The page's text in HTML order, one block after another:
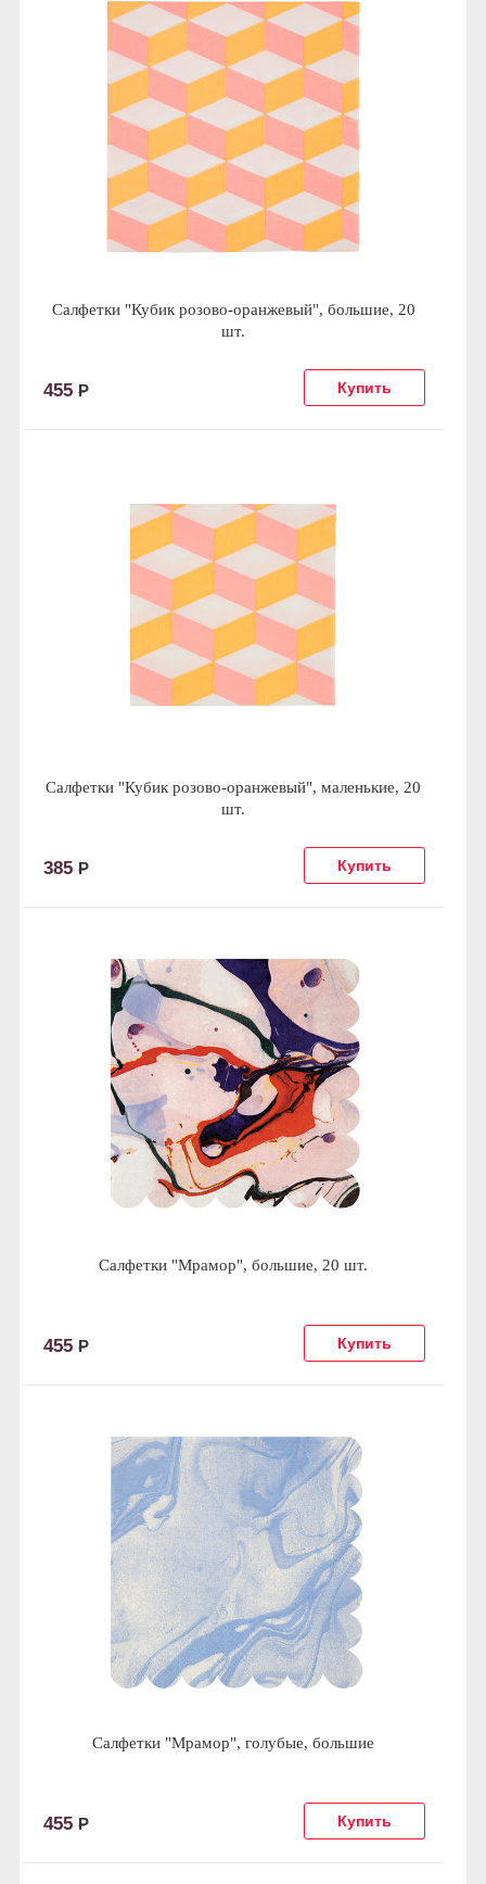
Салфетки "Кубик розово-оранжевый", большие, 20
шт.
455 Р
Салфетки "Кубик розово-оранжевый", маленькие, 20
шт.
385 Р
Салфетки "Мрамор", большие, 20 шт.
455 Р
Салфетки "Мрамор", голубые, большие
455 Р